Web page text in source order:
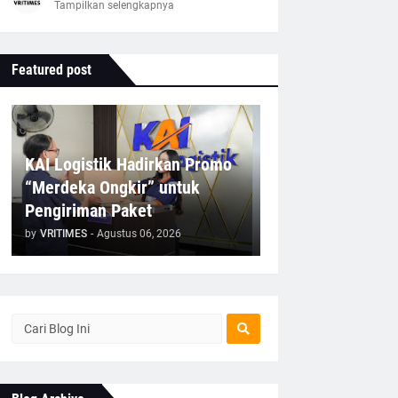
Tampilkan selengkapnya
Featured post
KAI Logistik Hadirkan Promo
“Merdeka Ongkir” untuk
Pengiriman Paket
by VRITIMES - Agustus 06, 2026